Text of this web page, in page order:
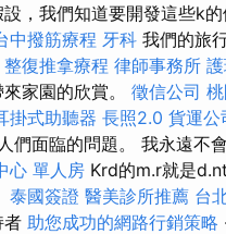
，我們知道要開發這些k的
中撥筋療程 牙科 我們的旅
整復推拿療程 律師事務所
家園的欣賞。 徵信公司
掛式助聽器 長照2.0 貨運公
們面臨的問題。 我永遠不
心 單人房 Krd的m.r就是d.nt
泰國簽證 醫美診所推薦 台
者 助您成功的網路行銷策略